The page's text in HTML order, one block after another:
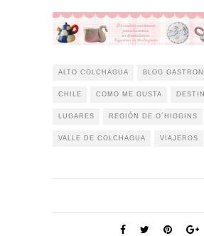
ALTO COLCHAGUA BLOG
CHILE COMO ME GUSTA
LUGARES REGIÓN DE O´HIGGINS
VALLE DE COLCHAGUA VIAJEROS